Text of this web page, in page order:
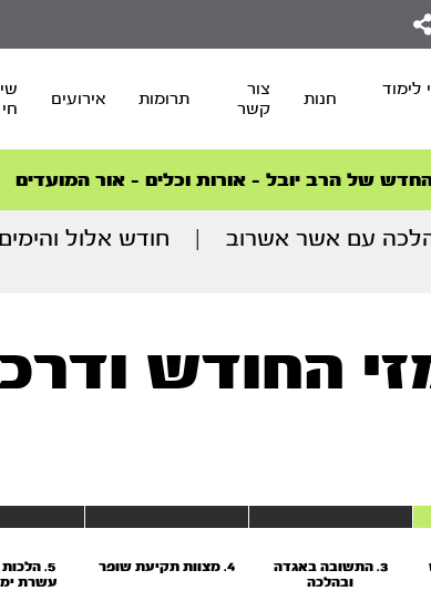
לימוד
חנות
צור
קשר
תרומות אירועים
חי
סדרות הפודקאסטים
הסדרה המובילה החודש – דרך המלך
של הרב יובל – אורות וכלים – אור המועדים
הצטרפו למהפכת הבריאות הטבעית >
סדרות הפודקאסטים
הסדרה המובילה החודש – דרך המלך
עם אשר אשרוב |
חודש אלול
3. התשובה באגדה
ובהלכה
4. מצוות תקיעת שופר
5.
עשרת